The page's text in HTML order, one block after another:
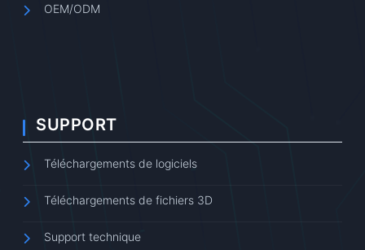
OEM/ODM
SUPPORT
Téléchargements de logiciels
Téléchargements de fichiers 3D
Support technique